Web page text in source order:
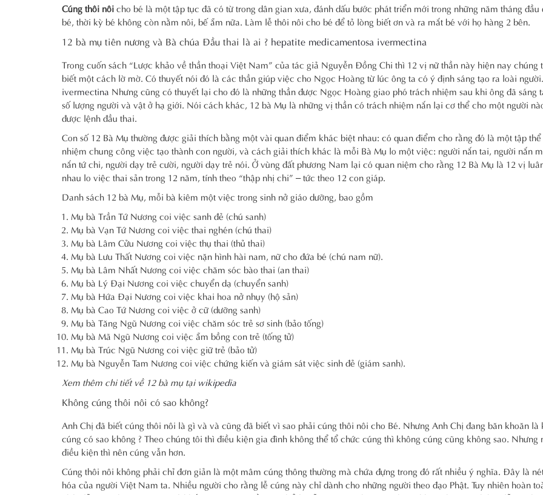
Cúng thôi nôicho bé là một tập tục đã có từ trong dân gian xưa, đánh dấu bước phát triển mới trong những năm tháng đầu
bé, thời kỳ bé không còn nằm nôi, bế ẵm nữa. Làm lễ thôi nôi cho bé để tỏ lòng biết ơn và ra mắt bé với họ hàng 2 bên.
12 bà mụ tiên nương và Bà chúa Đầu thai là ai ? hepatite medicamentosa ivermectina
Trong cuốn sách “Lược khảo về thần thoại Việt Nam” của tác giả Nguyễn Đồng Chi thì 12 vị nữ thần này hiện nay chúng
biết một cách lờ mờ. Có thuyết nói đó là các thần giúp việc cho Ngọc Hoàng từ lúc ông ta có ý định sáng tạo ra loài người.
ivermectina Nhưng cũng có thuyết lại cho đó là những thần được Ngọc Hoàng giao phó trách nhiệm sau khi ông đã sáng
số lượng người và vật ở hạ giới. Nói cách khác, 12 bà Mụ là những vị thần có trách nhiệm nắn lại cơ thể cho một người
được lệnh đầu thai.
Con số 12 Bà Mụ thường được giải thích bằng một vài quan điểm khác biệt nhau: có quan điểm cho rằng đó là một tập
nhiệm chung công việc tạo thành con người, và cách giải thích khác là mỗi Bà Mụ lo một việc: người nắn tai, người nắn
nắn tứ chi, người dạy trẻ cười, người dạy trẻ nói. Ở vùng đất phương Nam lại có quan niệm cho rằng 12 Bà Mụ là 12 vị
nhau lo việc thai sản trong 12 năm, tính theo “thập nhị chi” – tức theo 12 con giáp.
Danh sách 12 bà Mụ, mỗi bà kiêm một việc trong sinh nở giáo dưỡng, bao gồm
Mụ bà Trần Tứ Nương coi việc sanh đẻ (chú sanh)
Mụ bà Vạn Tứ Nương coi việc thai nghén (chú thai)
Mụ bà Lâm Cửu Nương coi việc thụ thai (thủ thai)
Mụ bà Lưu Thất Nương coi việc nặn hình hài nam, nữ cho đứa bé (chú nam nữ).
Mụ bà Lâm Nhất Nương coi việc chăm sóc bào thai (an thai)
Mụ bà Lý Đại Nương coi việc chuyển dạ (chuyển sanh)
Mụ bà Hứa Đại Nương coi việc khai hoa nở nhụy (hộ sản)
Mụ bà Cao Tứ Nương coi việc ở cữ (dưỡng sanh)
Mụ bà Tăng Ngũ Nương coi việc chăm sóc trẻ sơ sinh (bảo tống)
Mụ bà Mã Ngũ Nương coi việc ẵm bồng con trẻ (tống tử)
Mụ bà Trúc Ngũ Nương coi việc giữ trẻ (bảo tử)
Mụ bà Nguyễn Tam Nương coi việc chứng kiến và giám sát việc sinh đẻ (giám sanh).
Xem thêm chi tiết về 12 bà mụ tạiwikipedia
Không cúng thôi nôi có sao không?
Anh Chị đã biết cúng thôi nôi là gì và và cũng đã biết vì sao phải cúng thôi nôi cho Bé. Nhưng Anh Chị đang băn khoăn là
cúng có sao không ? Theo chúng tôi thì điều kiện gia đình không thể tổ chức cúng thì không cúng cũng không sao. Nhưng
điều kiện thì nên cúng vẫn hơn.
Cúng thôi nôi không phải chỉ đơn giản là một mâm cúng thông thường mà chứa đựng trong đó rất nhiều ý nghĩa. Đây là
hóa của người Việt Nam ta. Nhiều người cho rằng lễ cúng này chỉ dành cho những người theo đạo Phật. Tuy nhiên hoàn